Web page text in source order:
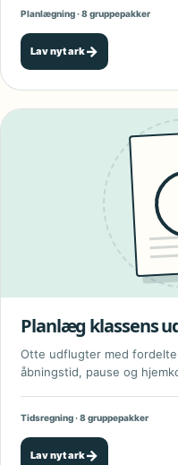
Planlægning · 8 gruppepakker
Lav nyt ark→
Planlæg klassens
Otte udflugter med
åbningstid, pause og
Tidsregning · 8 gruppepakker
Lav nyt ark→